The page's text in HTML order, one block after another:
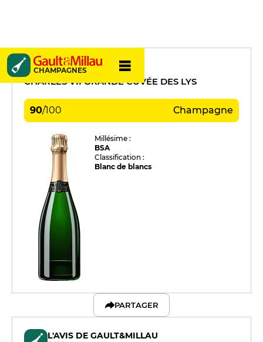
CHAMPAGNES
Canard-Duchêne
CHARLES VII GRANDE CUVÉE DES LYS
90/100 Champagne
Millésime :
BSA
Classification :
Blanc de blancs
PARTAGER
L'AVIS DE GAULT&MILLAU